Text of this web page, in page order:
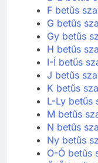
F betűs
G betűs
Gy betűs
H betűs
I-Í betűs
J betűs
K betűs
L-Ly betűs
M betűs
N betűs
Ny betűs
O-Ó betűs